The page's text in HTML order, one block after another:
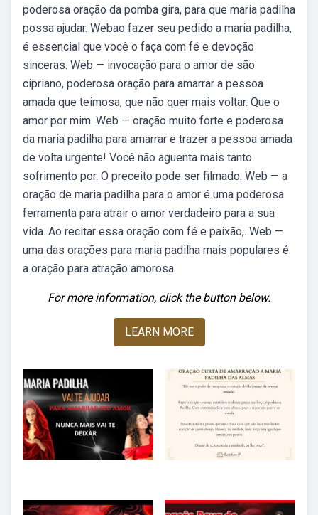
poderosa oração da pomba gira, para que maria padilha
possa ajudar. Webao fazer seu pedido a maria padilha,
é essencial que você o faça com fé e devoção
sinceras. Web — invocação para o amor de são
cipriano, poderosa oração para amarrar a pessoa
amada que teimosa, que não quer mais voltar. Que o
amor por mim. Web — oração muito forte e poderosa
da maria padilha para amarrar e trazer a pessoa amada
de volta urgente! Você não aguenta mais tanto
sofrimento por. O preceito pode ser filmado. Web — a
oração de maria padilha para o amor é uma poderosa
ferramenta para atrair o amor verdadeiro para a sua
vida. Ao recitar essa oração com fé e paixão,. Web —
uma das orações para maria padilha mais populares é
a oração para atração amorosa.
For more information, click the button below.
LEARN MORE